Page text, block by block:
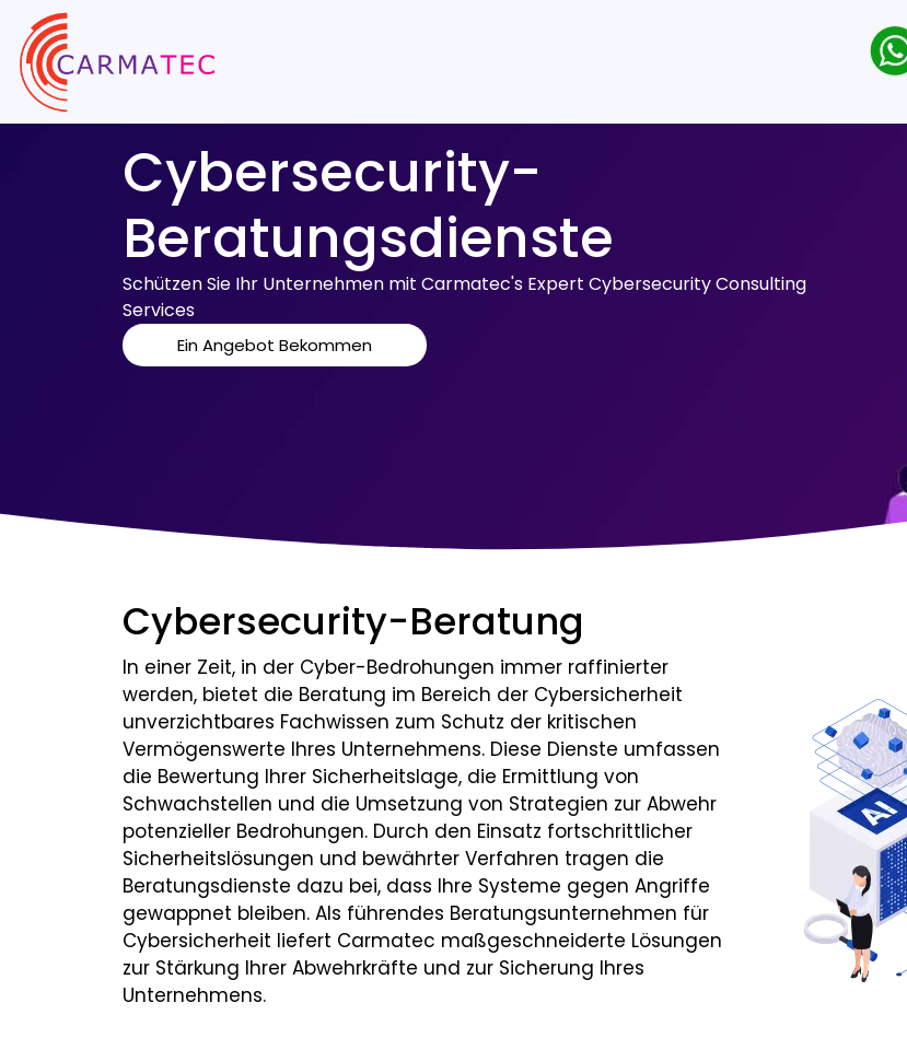
Cybersecurity-
Beratungsdienste
Schützen Sie Ihr Unternehmen mit Carmatec's Expert Cybersecurity Consulting
Services
Ein Angebot Bekommen
Cybersecurity-Beratung
In einer Zeit, in der Cyber-Bedrohungen immer raffinierter
werden, bietet die Beratung im Bereich der Cybersicherheit
unverzichtbares Fachwissen zum Schutz der kritischen
Vermögenswerte Ihres Unternehmens. Diese Dienste umfassen
die Bewertung Ihrer Sicherheitslage, die Ermittlung von
Schwachstellen und die Umsetzung von Strategien zur Abwehr
potenzieller Bedrohungen. Durch den Einsatz fortschrittlicher
Sicherheitslösungen und bewährter Verfahren tragen die
Beratungsdienste dazu bei, dass Ihre Systeme gegen Angriffe
gewappnet bleiben. Als führendes Beratungsunternehmen für
Cybersicherheit liefert Carmatec maßgeschneiderte Lösungen
zur Stärkung Ihrer Abwehrkräfte und zur Sicherung Ihres
Unternehmens.